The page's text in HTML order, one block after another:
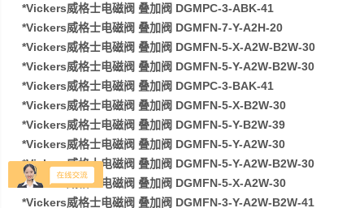
*Vickers威格士电磁阀 叠加阀 DGMPC-3-ABK-41
*Vickers威格士电磁阀 叠加阀 DGMFN-7-Y-A2H-20
*Vickers威格士电磁阀 叠加阀 DGMFN-5-X-A2W-B2W-30
*Vickers威格士电磁阀 叠加阀 DGMFN-5-Y-A2W-B2W-30
*Vickers威格士电磁阀 叠加阀 DGMPC-3-BAK-41
*Vickers威格士电磁阀 叠加阀 DGMFN-5-X-B2W-30
*Vickers威格士电磁阀 叠加阀 DGMFN-5-Y-B2W-39
*Vickers威格士电磁阀 叠加阀 DGMFN-5-Y-A2W-30
*Vickers威格士电磁阀 叠加阀 DGMFN-5-Y-A2W-B2W-30
*Vickers威格士电磁阀 叠加阀 DGMFN-5-X-A2W-30
*Vickers威格士电磁阀 叠加阀 DGMFN-3-Y-A2W-B2W-41